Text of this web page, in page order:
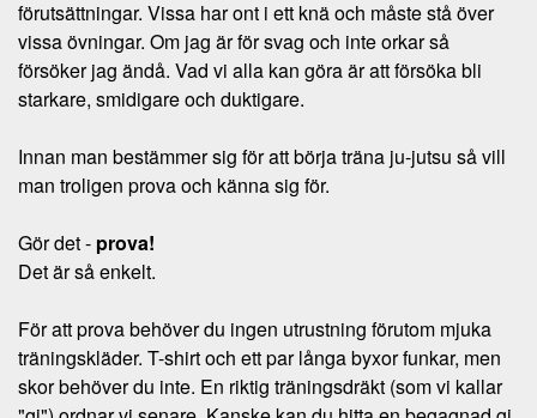
förutsättningar. Vissa har ont i ett knä och måste stå över
vissa övningar. Om jag är för svag och inte orkar så
försöker jag ändå. Vad vi alla kan göra är att försöka bli
starkare, smidigare och duktigare.
Innan man bestämmer sig för att börja träna ju-jutsu så vill
man troligen prova och känna sig för.
Gör det - prova!
Det är så enkelt.
För att prova behöver du ingen utrustning förutom mjuka
träningskläder. T-shirt och ett par långa byxor funkar, men
skor behöver du inte. En riktig träningsdräkt (som vi kallar